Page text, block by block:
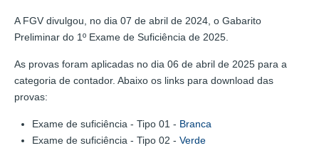
A FGV divulgou, no dia 07 de abril de 2024, o Gabarito
Preliminar do 1º Exame de Suficiência de 2025.
As provas foram aplicadas no dia 06 de abril de 2025 para a
categoria de contador. Abaixo os links para download das
provas:
Exame de suficiência - Tipo 01 - Branca
Exame de suficiência - Tipo 02 - Verde